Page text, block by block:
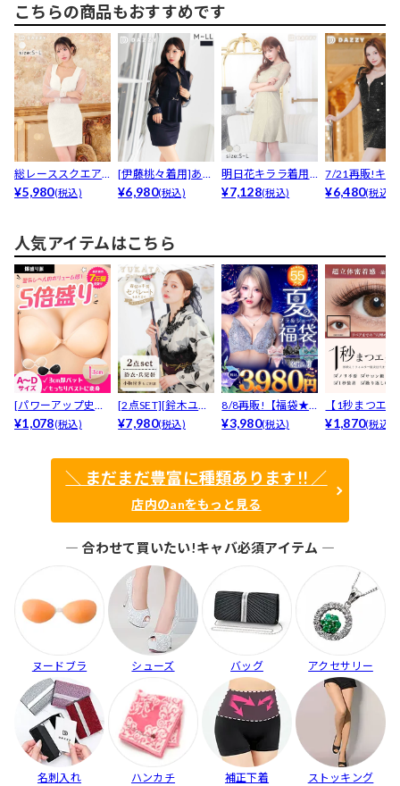
こちらの商品もおすすめです
総レーススクエア
ネックフロントジ
¥5,980(税込)
[伊藤桃々着用]あざ
とセクシー谷間ジ
¥6,980(税込)
明日花キララ着用
[SMLサイズ]フラ
¥7,128(税込)
7/21再販!キラ
輝くスパンコ
¥6,480(税込)
人気アイテムはこちら
[パワーアップ史上
最強5倍盛りアップ
¥1,078(税込)
[2点SET][鈴木ユリ
ア(baby)...
¥7,980(税込)
8/8再販!【福袋★
ブラセット3点
¥3,980(税込)
【1秒まつエ
リュームタイ
¥1,870(税込)
＼ まだまだ豊富に種類あります!! ／
店内のanをもっと見る
― 合わせて買いたい!キャバ必須アイテム ―
ヌードブラ シューズ バッグ アクセサリー
名刺入れ ハンカチ 補正下着 ストッキング